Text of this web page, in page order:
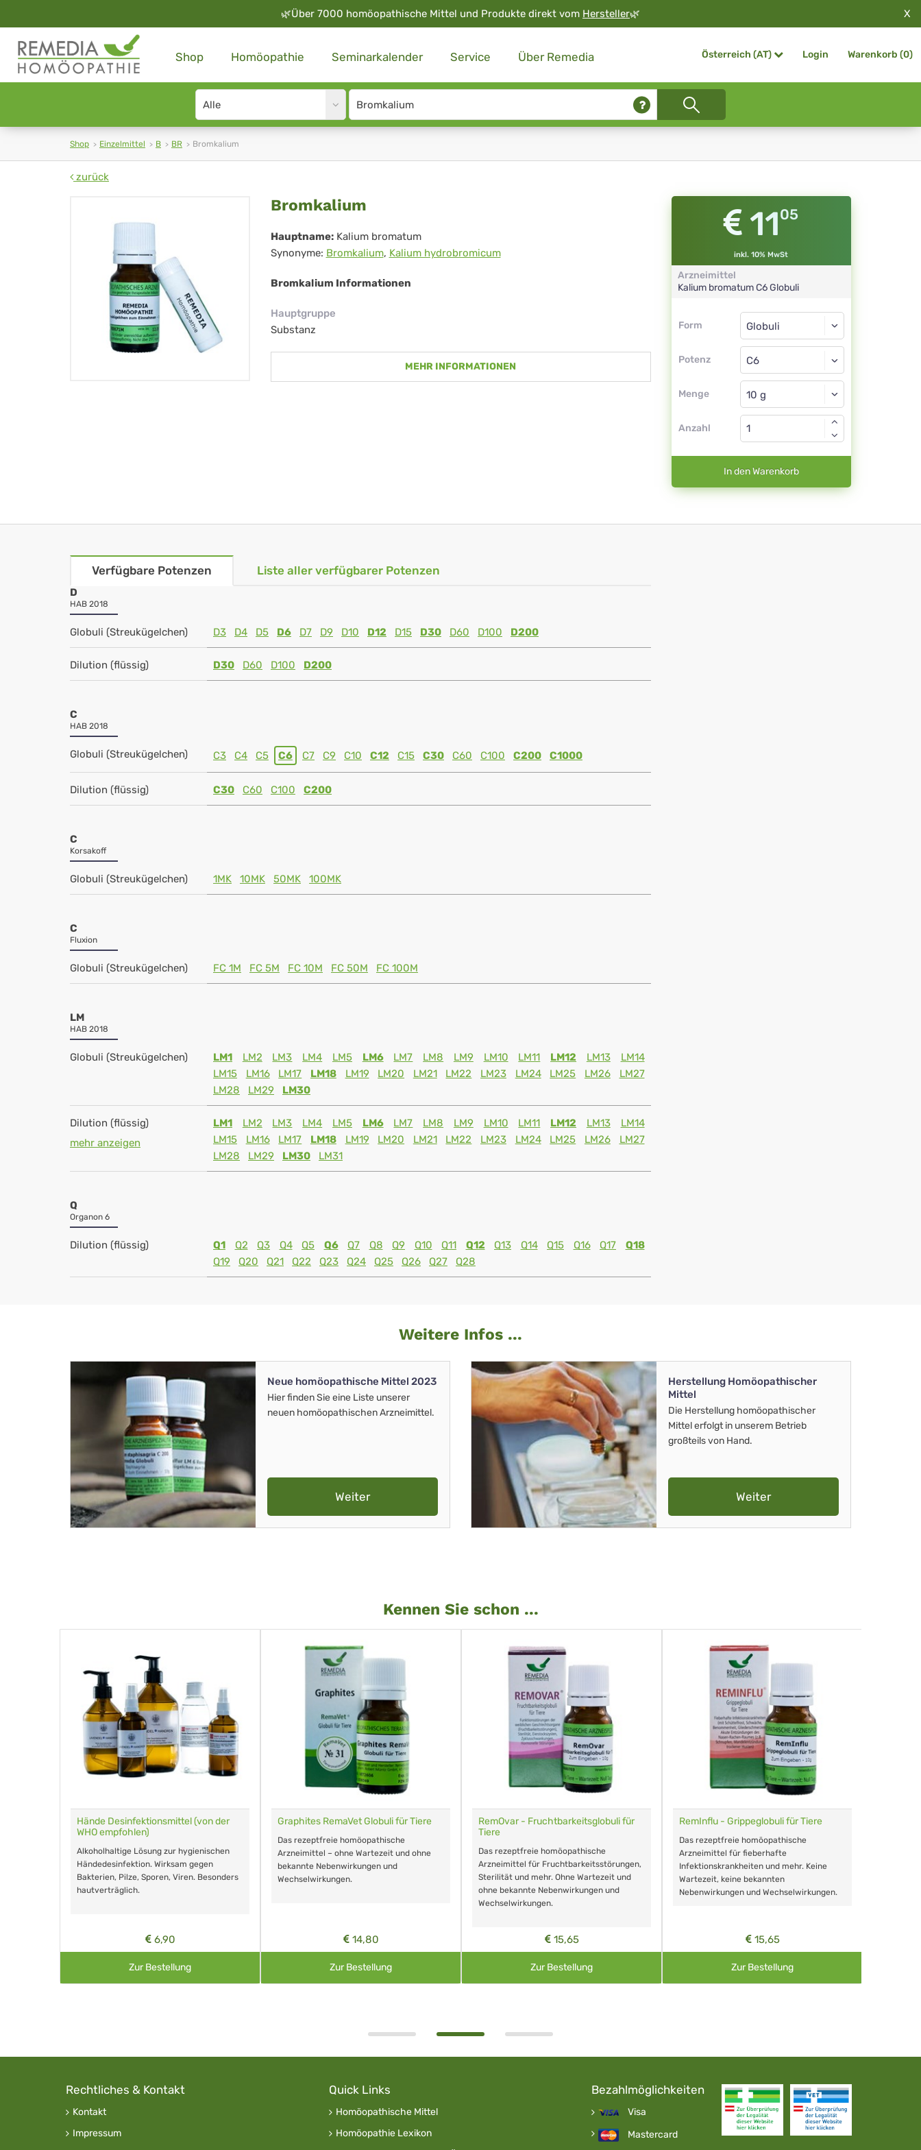
🌿Über 7000 homöopathische Mittel und Produkte direkt vom Hersteller🌿 X
Shop Homöopathie Seminarkalender Service Über Remedia Österreich (AT) Login Warenkorb (0)
Search
type
Site
search
Shop Einzelmittel B BR Bromkalium
zurück
Bromkalium
Bromkalium
Hauptname: Kalium bromatum
Synonyme: Bromkalium, Kalium hydrobromicum
Bromkalium Informationen
Hauptgruppe
Substanz
MEHR INFORMATIONEN
1105
inkl. 10% MwSt
Arzneimittel
Kalium bromatumC6 Globuli
Form
Form
Potenz
Globuli
C6
Menge
Globuli
Anzahl
In den Warenkorb
Verfügbare Potenzen Liste aller verfügbarer Potenzen
D
HAB 2018
Globuli (Streukügelchen) D3 D4 D5 D6 D7 D9 D10 D12 D15 D30 D60 D100 D200
Dilution (flüssig) D30 D60 D100 D200
C
HAB 2018
Globuli (Streukügelchen) C3 C4 C5 C6 C7 C9 C10 C12 C15 C30 C60 C100 C200 C1000
Dilution (flüssig) C30 C60 C100 C200
C
Korsakoff
Globuli (Streukügelchen) 1MK 10MK 50MK 100MK
C
Fluxion
Globuli (Streukügelchen) FC 1M FC 5M FC 10M FC 50M FC 100M
LM
HAB 2018
Globuli (Streukügelchen) LM1 LM2 LM3 LM4 LM5 LM6 LM7 LM8 LM9 LM10 LM11 LM12 LM13
LM14
LM15
LM16 LM17 LM18 LM19 LM20 LM21 LM22 LM23 LM24 LM25 LM26
LM27
LM28
LM29 LM30
Dilution (flüssig)
mehr anzeigen
LM1 LM2 LM3 LM4 LM5 LM6 LM7 LM8 LM9 LM10 LM11 LM12 LM13
LM14
LM15
LM16 LM17 LM18 LM19 LM20 LM21 LM22 LM23 LM24 LM25 LM26
LM27
LM28
LM29 LM30 LM31
Q
Organon 6
Dilution (flüssig) Q1 Q2 Q3 Q4 Q5 Q6 Q7 Q8 Q9 Q10 Q11 Q12 Q13 Q14 Q15 Q16 Q17
Q18
Q19
Q20 Q21 Q22 Q23 Q24 Q25 Q26 Q27 Q28
Weitere Infos ...
Neue homöopathische Mittel 2023
Hier finden Sie eine Liste unserer
neuen homöopathischen Arzneimittel.
Weiter
Herstellung Homöopathischer
Mittel
Die Herstellung homöopathischer
Mittel erfolgt in unserem Betrieb
großteils von Hand.
Weiter
Kennen Sie schon ...
Hände Desinfektionsmittel (von der
WHO empfohlen)
Alkoholhaltige Lösung zur hygienischen
Händedesinfektion. Wirksam gegen
Bakterien, Pilze, Sporen, Viren. Besonders
hautverträglich.
6,90
Zur Bestellung
Graphites RemaVet Globuli für Tiere
Das rezeptfreie homöopathische
Arzneimittel – ohne Wartezeit und ohne
bekannte Nebenwirkungen und
Wechselwirkungen.
14,80
Zur Bestellung
RemOvar - Fruchtbarkeitsglobuli für
Tiere
Das rezeptfreie homöopathische
Arzneimittel für Fruchtbarkeitsstörungen,
Sterilität und mehr. Ohne Wartezeit und
ohne bekannte Nebenwirkungen und
Wechselwirkungen.
15,65
Zur Bestellung
RemInflu - Grippeglobuli für Tiere
Das rezeptfreie homöopathische
Arzneimittel für fieberhafte
Infektionskrankheiten und mehr. Keine
Wartezeit, keine bekannten
Nebenwirkungen und Wechselwirkungen.
15,65
Zur Bestellung
Rechtliches & Kontakt
Kontakt
Impressum
Quick Links
Homöopathische Mittel
Homöopathie Lexikon
Bezahlmöglichkeiten
Visa
Mastercard